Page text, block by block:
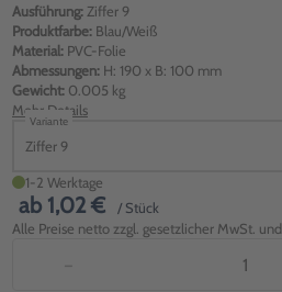
Ausführung: Ziffer 9
Produktfarbe: Blau/Weiß
Material: PVC-Folie
Abmessungen: H: 190 x B: 100 mm
Gewicht: 0.005 kg
Mehr Details
Variante
Ziffer 9
1-2 Werktage
ab 1,02 €
/ Stück
Alle Preise netto zzgl. gesetzlicher MwSt. und
−